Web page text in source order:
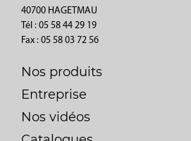
40700 HAGETMAU
Tél : 05 58 44 29 19
Fax : 05 58 03 72 56
Nos produits
Entreprise
Nos vidéos